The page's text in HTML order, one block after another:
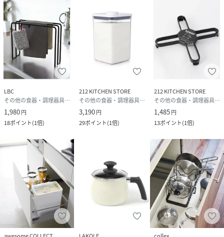
商品タグに記載している価格につきまして、旧価格のものが
混在している場合がございます。
ご了承下さいますよう、お願い申し上げます。
------------------------------------------------------------
--------------------------------------
容器・仕切り:PS樹脂0% 蓋・キャップ:ポリエチ
品番
EU7705_30688785
30688785-01-99 EU7705
LBC
その他の食器・調理器具・キッチン用品
1,980円
18ポイント(1倍)
212 KITCHEN STORE
その他の食器・調理器具・キッチン用品
3,190円
29ポイント(1倍)
212 KITCHEN STORE
その他の食器・調理器具・キッチン用品
1,485円
13ポイント(1倍)